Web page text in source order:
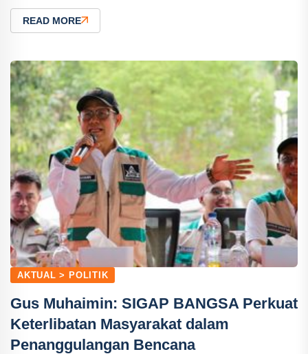
READ MORE
AKTUAL > POLITIK
Gus Muhaimin: SIGAP BANGSA Perkuat
Keterlibatan Masyarakat dalam
Penanggulangan Bencana